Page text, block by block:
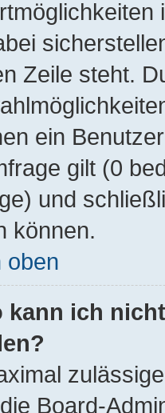
Zeile steht.
ein
gilt (0
und
können.
oben
kann ich
Board-